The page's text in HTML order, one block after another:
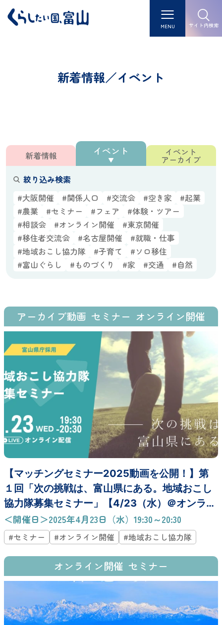
MENU サイト内検索
新着情報／イベント
新着情報 イベント イベント
アーカイブ
絞り込み検索
#大阪開催
#関係人口 #交流会 #空き家
#起業
#農業
#セミナー #フェア
#体験・ツアー
#相談会
#オンライン開催
#東京開催
#移住者交流会
#名古屋開催
#就職・仕事
#地域おこし協力隊
#子育て
#ソロ移住
#富山ぐらし
#ものづくり #家 #交通 #自然
アーカイブ動画 セミナー オンライン開催
【マッチングセミナー2025動画を公開！】第
１回「次の挑戦は、富山県にある。地域おこし
協力隊募集セミナー」【4/23（水）＠オンライ
ン】
＜開催日＞2025年4月23日（水）19:30～20:30
#セミナー #オンライン開催 #地域おこし協力隊
オンライン開催 セミナー